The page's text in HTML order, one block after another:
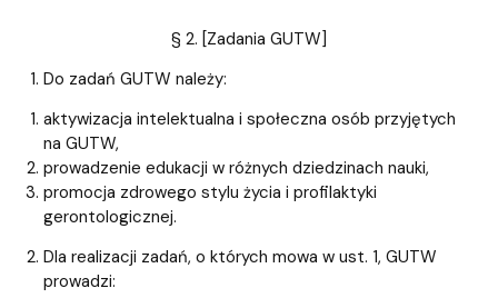
§ 2. [Zadania GUTW]
Do zadań GUTW należy:
aktywizacja intelektualna i społeczna osób przyjętych
na GUTW,
prowadzenie edukacji w różnych dziedzinach nauki,
promocja zdrowego stylu życia i profilaktyki
gerontologicznej.
Dla realizacji zadań, o których mowa w ust. 1, GUTW
prowadzi: